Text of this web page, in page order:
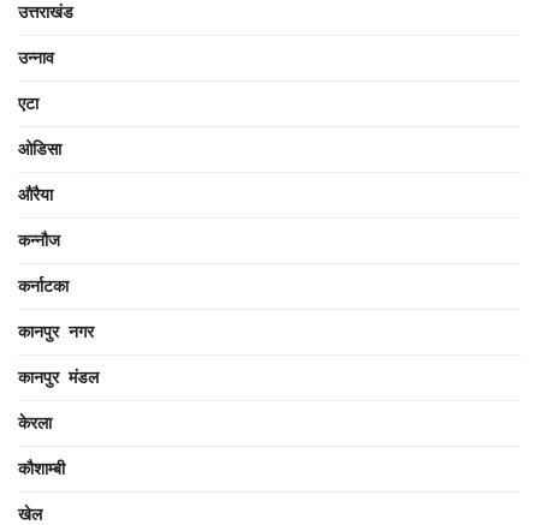
उत्तराखंड
उन्नाव
एटा
ओडिसा
औरैया
कन्नौज
कर्नाटका
कानपुर नगर
कानपुर मंडल
केरला
कौशाम्बी
खेल